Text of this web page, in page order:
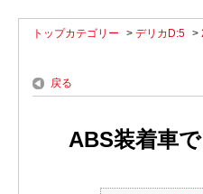
トップカテゴリー > デリカD:5 >
戻る
ABS装着車